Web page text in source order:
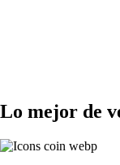
Lo mejor de